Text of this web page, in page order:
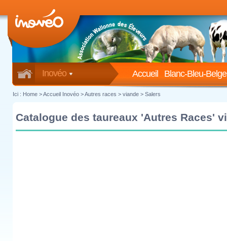
Inovéo Blanc-Bleu-Belge
Accueil
Ici : Home >Accueil Inovéo > Autres races > viande > Salers
Catalogue des taureaux 'Autres Races'